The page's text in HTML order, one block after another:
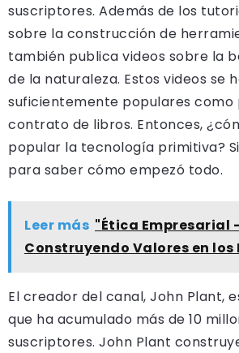
suscriptores. Además de los
sobre la construcción de
también publica videos sobre la
de la naturaleza. Estos videos se
suficientemente populares como
contrato de libros. Entonces,
popular la tecnología primitiva?
para saber cómo empezó todo.
Leer más "Ética Empresarial -
Construyendo Valores en los
El creador del canal, John Plant,
que ha acumulado más de 10
suscriptores. John Plant